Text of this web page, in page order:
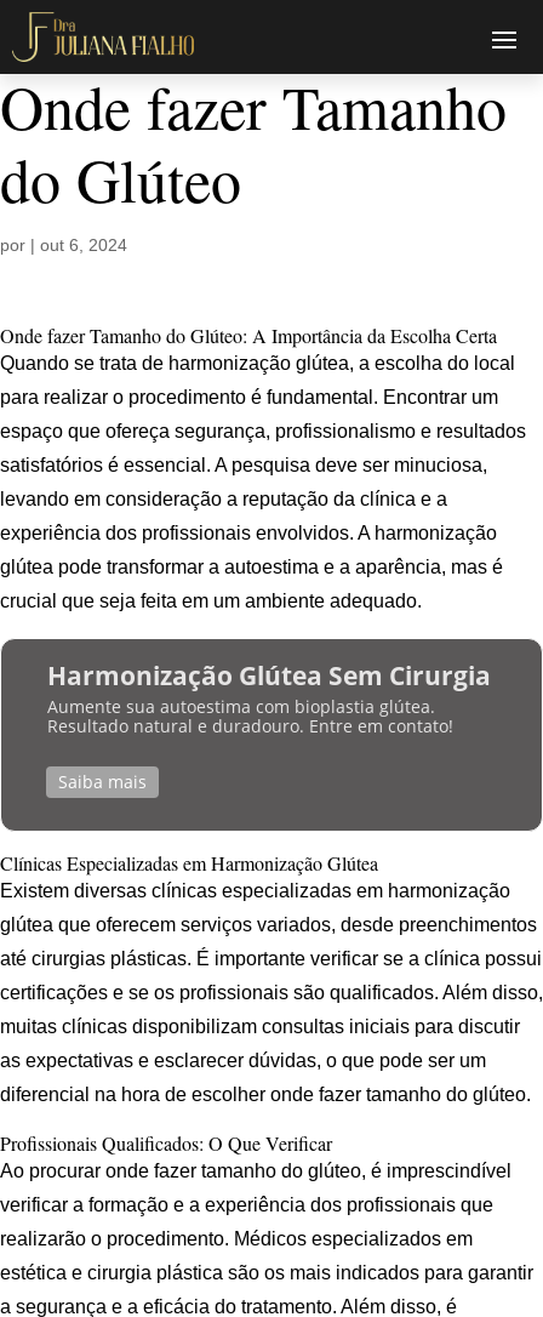
Onde fazer Tamanho
do Glúteo
por | out 6, 2024
Onde fazer Tamanho do Glúteo: A Importância da Escolha Certa
Quando se trata de harmonização glútea, a escolha do local
para realizar o procedimento é fundamental. Encontrar um
espaço que ofereça segurança, profissionalismo e resultados
satisfatórios é essencial. A pesquisa deve ser minuciosa,
levando em consideração a reputação da clínica e a
experiência dos profissionais envolvidos. A harmonização
glútea pode transformar a autoestima e a aparência, mas é
crucial que seja feita em um ambiente adequado.
Harmonização Glútea Sem Cirurgia
Aumente sua autoestima com bioplastia glútea.
Resultado natural e duradouro. Entre em contato!
Saiba mais
Clínicas Especializadas em Harmonização Glútea
Existem diversas clínicas especializadas em harmonização
glútea que oferecem serviços variados, desde preenchimentos
até cirurgias plásticas. É importante verificar se a clínica possui
certificações e se os profissionais são qualificados. Além disso,
muitas clínicas disponibilizam consultas iniciais para discutir
as expectativas e esclarecer dúvidas, o que pode ser um
diferencial na hora de escolher onde fazer tamanho do glúteo.
Profissionais Qualificados: O Que Verificar
Ao procurar onde fazer tamanho do glúteo, é imprescindível
verificar a formação e a experiência dos profissionais que
realizarão o procedimento. Médicos especializados em
estética e cirurgia plástica são os mais indicados para garantir
a segurança e a eficácia do tratamento. Além disso, é